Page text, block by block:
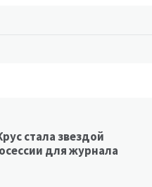
стала звездой
для журнала